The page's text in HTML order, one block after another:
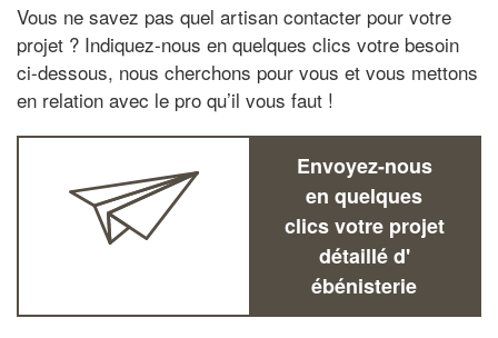
Vous ne savez pas quel artisan contacter pour votre
projet ? Indiquez-nous en quelques clics votre besoin
ci-dessous, nous cherchons pour vous et vous mettons
en relation avec le pro qu’il vous faut !
Envoyez-nous
en quelques
clics votre projet
détaillé d'
ébénisterie